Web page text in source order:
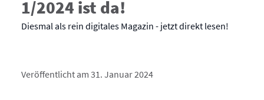
1/2024 ist da!
Diesmal als rein digitales Magazin - jetzt direkt lesen!
Veröffentlicht am 31. Januar 2024